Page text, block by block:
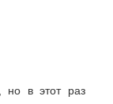
но в этот раз